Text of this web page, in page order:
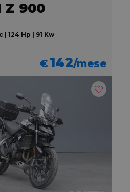
Z 900
124 Hp | 91 Kw
€142/mese